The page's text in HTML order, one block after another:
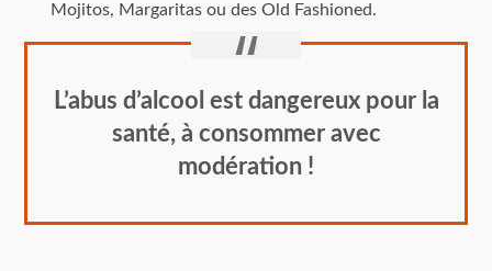
Mojitos, Margaritas ou des Old Fashioned.
L’abus d’alcool est dangereux pour la
santé, à consommer avec
modération !